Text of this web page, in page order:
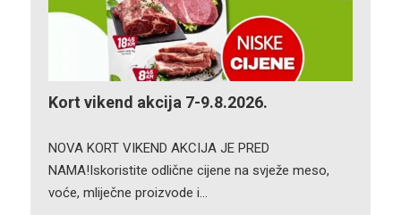
Kort vikend akcija 7-9.8.2026.
NOVA KORT VIKEND AKCIJA JE PRED
NAMA!Iskoristite odlične cijene na svježe meso,
voće, mliječne proizvode i…